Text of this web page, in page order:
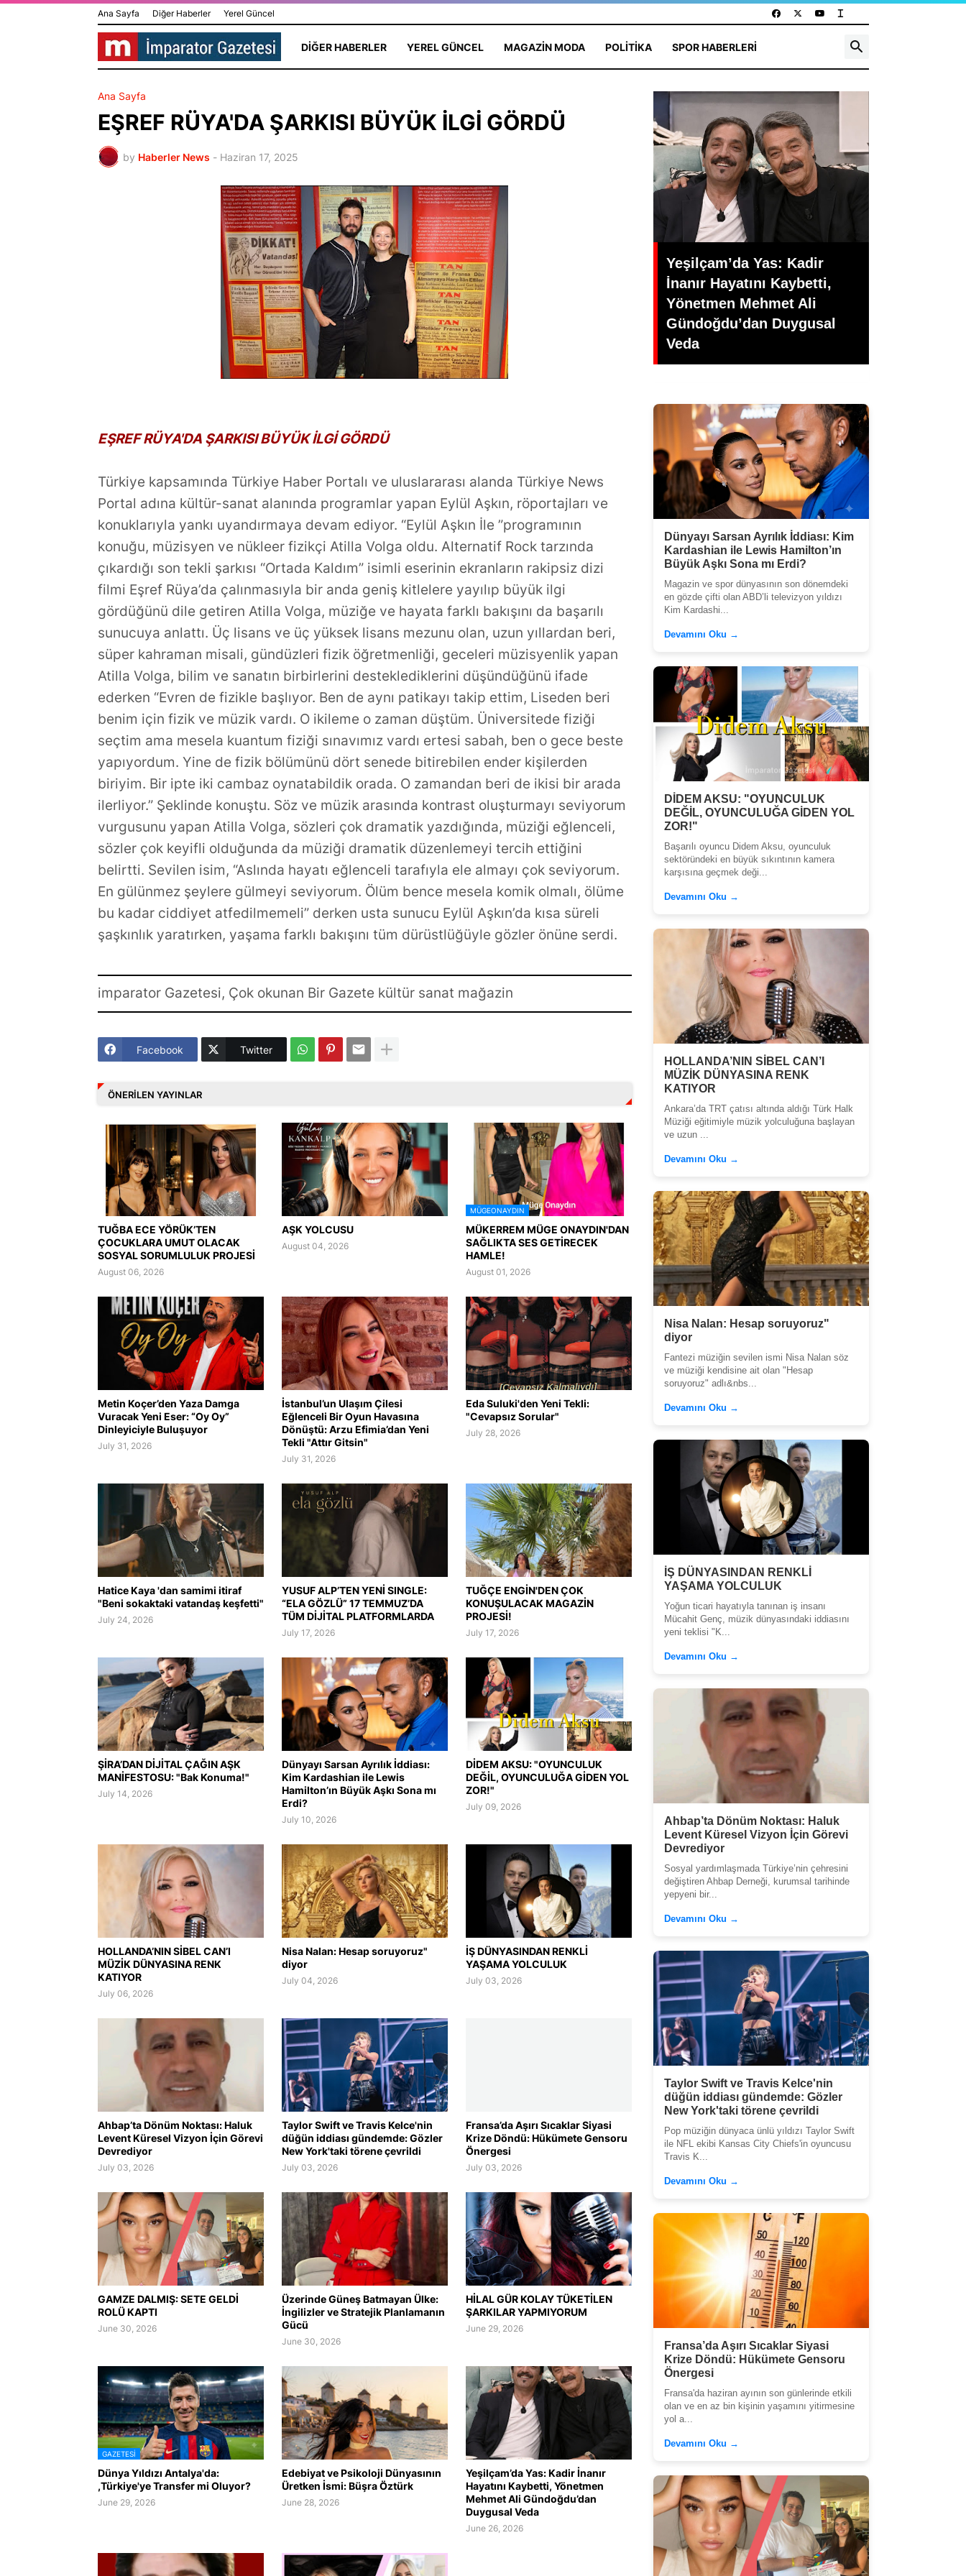
Ana Sayfa Diğer Haberler Yerel Güncel
DIĞER HABERLER YEREL GÜNCEL MAGAZIN MODA POLITIKA SPOR HABERLERI
Ana Sayfa
EŞREF RÜYA'DA ŞARKISI BÜYÜK İLGİ GÖRDÜ
by Haberler News - Haziran 17, 2025
EŞREF RÜYA'DA ŞARKISI BÜYÜK İLGİ GÖRDÜ
Türkiye kapsamında Türkiye Haber Portalı ve uluslararası alanda Türkiye News
Portal adına kültür-sanat alanında programlar yapan Eylül Aşkın, röportajları ve
konuklarıyla yankı uyandırmaya devam ediyor. “Eylül Aşkın İle ”programının
konuğu, müzisyen ve nükleer fizikçi Atilla Volga oldu. Alternatif Rock tarzında
çıkardığı son tekli şarkısı “Ortada Kaldım” isimli eserinin ekranların rakipsiz dizi
filmi Eşref Rüya’da çalınmasıyla bir anda geniş kitlelere yayılıp büyük ilgi
gördüğünü dile getiren Atilla Volga, müziğe ve hayata farklı bakışını da başarılı
sunucuya anlattı. Üç lisans ve üç yüksek lisans mezunu olan, uzun yıllardan beri,
süper kahraman misali, gündüzleri fizik öğretmenliği, geceleri müzisyenlik yapan
Atilla Volga, bilim ve sanatın birbirlerini desteklediklerini düşündüğünü ifade
ederken “Evren de fizikle başlıyor. Ben de aynı patikayı takip ettim, Liseden beri
benim için fizik ve müzik vardı. O ikileme o zaman düştüm. Üniversitede fiziği
seçtim ama mesela kuantum fiziği sınavımız vardı ertesi sabah, ben o gece beste
yapıyordum. Yine de fizik bölümünü dört senede bitirebilen ender kişilerden
biriyim. Bir ipte iki cambaz oynatabildik orada. O zamandan beri de ikisi bir arada
ilerliyor.” Şeklinde konuştu. Söz ve müzik arasında kontrast oluşturmayı seviyorum
vurgusunu yapan Atilla Volga, sözleri çok dramatik yazdığında, müziği eğlenceli,
sözler çok keyifli olduğunda da müziği dramatik düzenlemeyi tercih ettiğini
belirtti. Sevilen isim, “Aslında hayatı eğlenceli tarafıyla ele almayı çok seviyorum.
En gülünmez şeylere gülmeyi seviyorum. Ölüm bence mesela komik olmalı, ölüme
bu kadar ciddiyet atfedilmemeli” derken usta sunucu Eylül Aşkın’da kısa süreli
şaşkınlık yaratırken, yaşama farklı bakışını tüm dürüstlüğüyle gözler önüne serdi.
imparator Gazetesi, Çok okunan Bir Gazete kültür sanat mağazin
Facebook Twitter
ÖNERILEN YAYINLAR
TUĞBA ECE YÖRÜK’TEN
ÇOCUKLARA UMUT OLACAK
SOSYAL SORUMLULUK PROJESİ
August 06, 2026
AŞK YOLCUSU
August 04, 2026
MÜGEONAYDIN
MÜKERREM MÜGE ONAYDIN'DAN
SAĞLIKTA SES GETİRECEK
HAMLE!
August 01, 2026
Metin Koçer’den Yaza Damga
Vuracak Yeni Eser: “Oy Oy”
Dinleyiciyle Buluşuyor
July 31, 2026
İstanbul’un Ulaşım Çilesi
Eğlenceli Bir Oyun Havasına
Dönüştü: Arzu Efimia’dan Yeni
Tekli "Attır Gitsin"
July 31, 2026
Eda Suluki'den Yeni Tekli:
"Cevapsız Sorular"
July 28, 2026
Hatice Kaya 'dan samimi itiraf
"Beni sokaktaki vatandaş keşfetti"
July 24, 2026
YUSUF ALP’TEN YENİ SINGLE:
“ELA GÖZLÜ” 17 TEMMUZ’DA
TÜM DİJİTAL PLATFORMLARDA
July 17, 2026
TUĞÇE ENGİN'DEN ÇOK
KONUŞULACAK MAGAZİN
PROJESİ!
July 17, 2026
ŞİRA’DAN DİJİTAL ÇAĞIN AŞK
MANİFESTOSU: "Bak Konuma!"
July 14, 2026
Dünyayı Sarsan Ayrılık İddiası:
Kim Kardashian ile Lewis
Hamilton’ın Büyük Aşkı Sona mı
Erdi?
July 10, 2026
DİDEM AKSU: "OYUNCULUK
DEĞİL, OYUNCULUĞA GİDEN YOL
ZOR!"
July 09, 2026
HOLLANDA’NIN SİBEL CAN’I
MÜZİK DÜNYASINA RENK
KATIYOR
July 06, 2026
Nisa Nalan: Hesap soruyoruz"
diyor
July 04, 2026
İŞ DÜNYASINDAN RENKLİ
YAŞAMA YOLCULUK
July 03, 2026
Ahbap’ta Dönüm Noktası: Haluk
Levent Küresel Vizyon İçin Görevi
Devrediyor
July 03, 2026
Taylor Swift ve Travis Kelce'nin
düğün iddiası gündemde: Gözler
New York'taki törene çevrildi
July 03, 2026
Fransa’da Aşırı Sıcaklar Siyasi
Krize Döndü: Hükümete Gensoru
Önergesi
July 03, 2026
GAMZE DALMIŞ: SETE GELDİ
ROLÜ KAPTI
June 30, 2026
Üzerinde Güneş Batmayan Ülke:
İngilizler ve Stratejik Planlamanın
Gücü
June 30, 2026
HİLAL GÜR KOLAY TÜKETİLEN
ŞARKILAR YAPMIYORUM
June 29, 2026
GAZETESI
Dünya Yıldızı Antalya'da:
,Türkiye'ye Transfer mi Oluyor?
June 29, 2026
Edebiyat ve Psikoloji Dünyasının
Üretken İsmi: Büşra Öztürk
June 28, 2026
Yeşilçam’da Yas: Kadir İnanır
Hayatını Kaybetti, Yönetmen
Mehmet Ali Gündoğdu’dan
Duygusal Veda
June 26, 2026
Dünya Yıldızı Antalya'da:
,Türkiye'ye Transfer mi
Oluyor?
Edebiyat ve Psikoloji
Dünyasının Üretken İsmi:
Büşra Öztürk
Yeşilçam’da Yas: Kadir
İnanır Hayatını Kaybetti,
Yönetmen Mehmet Ali
Gündoğdu’dan Duygusal
Veda
Dünyayı Sarsan Ayrılık İddiası: Kim
Kardashian ile Lewis Hamilton’ın
Büyük Aşkı Sona mı Erdi?
Magazin ve spor dünyasının son dönemdeki
en gözde çifti olan ABD’li televizyon yıldızı
Kim Kardashi...
Devamını Oku →
DİDEM AKSU: "OYUNCULUK
DEĞİL, OYUNCULUĞA GİDEN YOL
ZOR!"
Başarılı oyuncu Didem Aksu, oyunculuk
sektöründeki en büyük sıkıntının kamera
karşısına geçmek deği...
Devamını Oku →
HOLLANDA’NIN SİBEL CAN’I
MÜZİK DÜNYASINA RENK
KATIYOR
Ankara’da TRT çatısı altında aldığı Türk Halk
Müziği eğitimiyle müzik yolculuğuna başlayan
ve uzun ...
Devamını Oku →
Nisa Nalan: Hesap soruyoruz"
diyor
Fantezi müziğin sevilen ismi Nisa Nalan söz
ve müziği kendisine ait olan "Hesap
soruyoruz" adlı&nbs...
Devamını Oku →
İŞ DÜNYASINDAN RENKLİ
YAŞAMA YOLCULUK
Yoğun ticari hayatıyla tanınan iş insanı
Mücahit Genç, müzik dünyasındaki iddiasını
yeni teklisi "K...
Devamını Oku →
Ahbap’ta Dönüm Noktası: Haluk
Levent Küresel Vizyon İçin Görevi
Devrediyor
Sosyal yardımlaşmada Türkiye’nin çehresini
değiştiren Ahbap Derneği, kurumsal tarihinde
yepyeni bir...
Devamını Oku →
Taylor Swift ve Travis Kelce'nin
düğün iddiası gündemde: Gözler
New York'taki törene çevrildi
Pop müziğin dünyaca ünlü yıldızı Taylor Swift
ile NFL ekibi Kansas City Chiefs'in oyuncusu
Travis K...
Devamını Oku →
Fransa’da Aşırı Sıcaklar Siyasi
Krize Döndü: Hükümete Gensoru
Önergesi
Fransa'da haziran ayının son günlerinde etkili
olan ve en az bin kişinin yaşamını yitirmesine
yol a...
Devamını Oku →